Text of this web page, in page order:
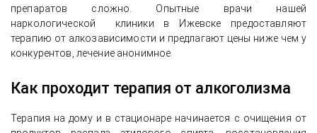
препаратов сложно. Опытные врачи нашей
наркологической клиники в Ижевске предоставляют
терапию от алкозависимости и предлагают цены ниже чем у
конкурентов, лечение анонимное.
Как проходит терапия от алкоголизма
Терапия на дому и в стационаре начинается с очищения от